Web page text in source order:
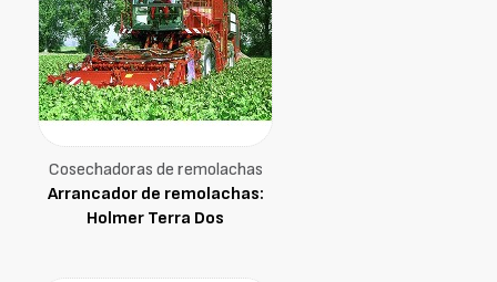
Cosechadoras de remolachas
Arrancador de remolachas:
Holmer Terra Dos